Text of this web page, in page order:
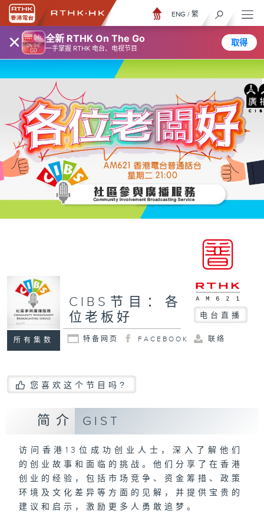
× 全新 RTHK On The Go
一手掌握 RTHK 电台、电视节目
取得
ENG / 繁
所有集数
CIBS节目：各
位老板好
电台直播
特备网页 FACEBOOK 联络
您喜欢这个节目吗?
简介 GIST
访问香港13位成功创业人士，深入了解他们
的创业故事和面临的挑战。他们分享了在香港
创业的经验，包括市场竞争、资金筹措、政策
环境及文化差异等方面的见解，并提供宝贵的
建议和启示，激励更多人勇敢追梦。